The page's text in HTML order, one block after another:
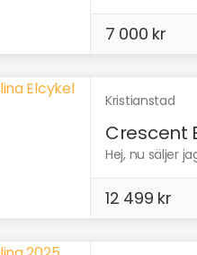
7 000 kr
Kristianstad
Crescent
Hej, nu säljer
12 499 kr